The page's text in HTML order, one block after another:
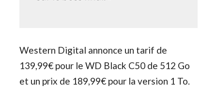
Western Digital annonce un tarif de
139,99€ pour le WD Black C50 de 512 Go
et un prix de 189,99€ pour la version 1 To.